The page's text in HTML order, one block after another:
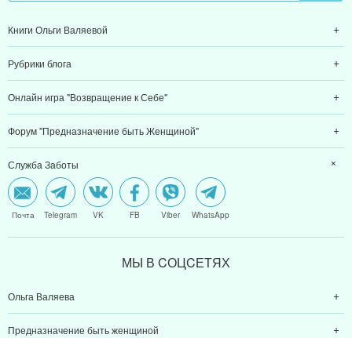
Книги Ольги Валяевой
Рубрики блога
Онлайн игра "Возвращение к Себе"
Форум "Предназначение быть Женщиной"
Служба Заботы
Почта Telegram VK FB Viber WhatsApp
МЫ В CОЦCЕТЯХ
Ольга Валяева
Предназначение быть женщиной